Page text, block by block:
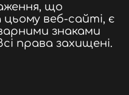
що
веб-сайті, є
знаками
права захищені.